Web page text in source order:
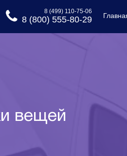
8 (499) 110-75-06
8 (800) 555-80-29
вещей